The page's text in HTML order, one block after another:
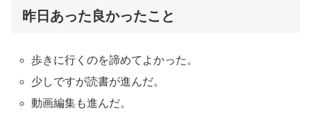
昨日あった良かったこと
歩きに行くのを諦めてよかった。
少しですが読書が進んだ。
動画編集も進んだ。